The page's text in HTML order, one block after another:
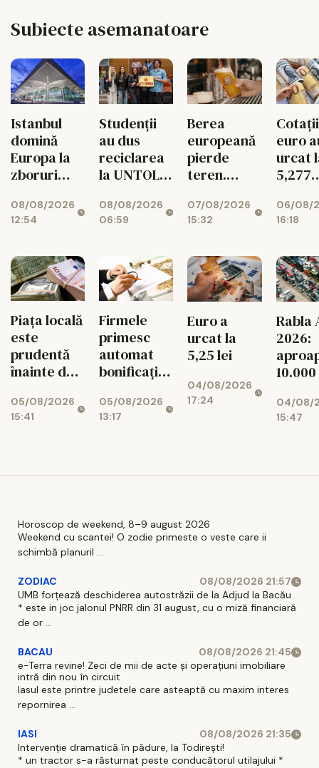
Subiecte asemanatoare
Istanbul
domină
Europa la
zboruri
Unde e
Bucureștiul
08/08/2026
12:54
Studenții
au dus
reciclarea
la UNTOLD
cu
superstiții
08/08/2026
06:59
Berea
europeană
pierde
teren.
UE au
scăzut cu
07/08/2026
15:32
euro
urcat
5,277
06/08/
16:18
Piața locală
este
prudentă
înainte de
Moody's
05/08/2026
15:41
Firmele
primesc
automat
bonificația
impozit
05/08/2026
13:17
Euro a
urcat la
5,25 lei
04/08/2026
17:24
Rabla
2026:
04/08/
15:47
Horoscop de weekend, 8–9 august 2026
Weekend cu scantei! O zodie primeste o veste care ii
schimbă planuril ...
ZODIAC
08/08/2026 21:57
UMB forțează deschiderea autostrăzii de la Adjud la Bacău
* este in joc jalonul PNRR din 31 august, cu o miză financiară
de or ...
BACAU
08/08/2026 21:45
e-Terra revine! Zeci de mii de acte și operațiuni imobiliare
intră din nou în circuit
Iasul este printre judetele care asteaptă cu maxim interes
repornirea ...
IASI
08/08/2026 21:35
Intervenție dramatică în pădure, la Todirești!
* un tractor s-a răsturnat peste conducătorul utilajului *